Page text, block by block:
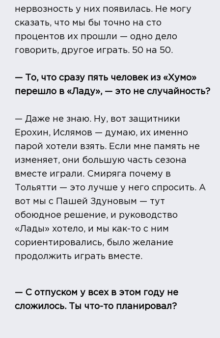
нервозность у них появилась. Не могу
сказать, что мы бы точно на сто
процентов их прошли — одно дело
говорить, другое играть. 50 на 50.
— То, что сразу пять человек из «Хумо»
перешло в «Ладу», — это не случайность?
— Даже не знаю. Ну, вот защитники
Ерохин, Ислямов — думаю, их именно
парой хотели взять. Если мне память не
изменяет, они большую часть сезона
вместе играли. Смиряга почему в
Тольятти — это лучше у него спросить. А
вот мы с Пашей Здуновым — тут
обоюдное решение, и руководство
«Лады» хотело, и мы как-то с ним
сориентировались, было желание
продолжить играть вместе.
— С отпуском у всех в этом году не
сложилось. Ты что-то планировал?